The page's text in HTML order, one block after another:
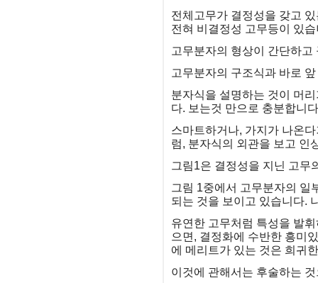
전체고무가 결정성을 갖고
전혀 비결정성 고무등이 있
고무분자의 형상이 간단하
고무분자의 구조식과 바로
분자식을 설명하는 것이 머
다. 보는것 만으로 충분합니
스마트하거나, 가지가 나온
럼, 분자식의 외관을 보고 인
그림1은 결정성을 지닌 고무
그림 1중에서 고무분자의 일
되는 것을 보이고 있습니다.
유연한 고무처럼 특성을 발
으면, 결정화에 수반한 흥미
에 메리트가 있는 것은 희귀
이것에 관해서는 후술하는